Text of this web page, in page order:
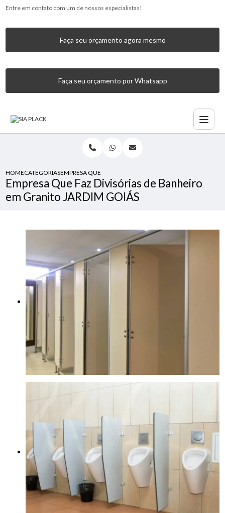
Entre em contato com um de nossos especialistas!
Faça seu orçamento agora mesmo
Faça seu orçamento por Whatsapp
HOMECATEGORIASEMPRESA QUE FAZ DIVISÓRIAS DE BANHEIRO EM GRANITO
Empresa Que Faz Divisórias de Banheiro
em Granito JARDIM GOIÁS